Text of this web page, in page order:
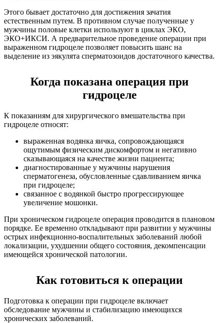
Этого бывает достаточно для достижения зачатия
естественным путем. В противном случае полученные у
мужчины половые клетки используют в циклах ЭКО,
ЭКО+ИКСИ. А предварительное проведение операции при
выраженном гидроцеле позволяет повысить шанс на
выделение из эякулята сперматозоидов достаточного качества.
Когда показана операция при
гидроцеле
К показаниям для хирургического вмешательства при
гидроцеле относят:
выраженная водянка яичка, сопровождающаяся
ощутимым физическим дискомфортом и негативно
сказывающаяся на качестве жизни пациента;
диагностированные у мужчины нарушения
сперматогенеза, обусловленные сдавливанием яичка
при гидроцеле;
связанное с водянкой быстро прогрессирующее
увеличение мошонки.
При хроническом гидроцеле операция проводится в плановом
порядке. Ее временно откладывают при развитии у мужчины
острых инфекционно-воспалительных заболеваний любой
локализации, ухудшении общего состояния, декомпенсации
имеющейся хронической патологии.
Как готовиться к операции
Подготовка к операции при гидроцеле включает
обследование мужчины и стабилизацию имеющихся
хронических заболеваний.